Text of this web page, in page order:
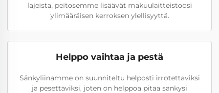
lajeista, peitosemme lisäävät makuulaitteistoosi
ylimääräisen kerroksen ylellisyyttä.
Helppo vaihtaa ja pestä
Sänkyliinamme on suunniteltu helposti irrotettaviksi
ja pesettäviksi, joten on helppoa pitää sänkysi